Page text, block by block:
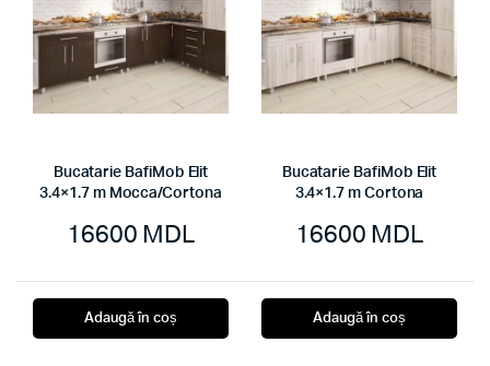
Bucatarie BafiMob Elit
3.4×1.7 m Mocca/Cortona
16600 MDL
Adaugă în coș
Bucatarie BafiMob Elit
3.4×1.7 m Cortona
16600 MDL
Adaugă în coș